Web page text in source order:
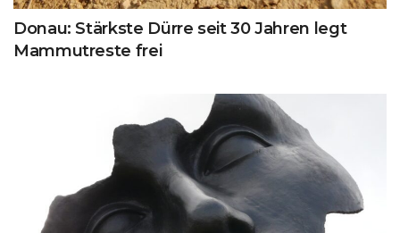
Donau: Stärkste Dürre seit 30 Jahren legt
Mammutreste frei